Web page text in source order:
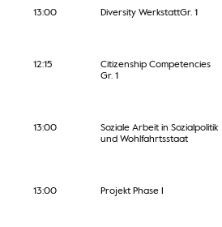
13:00 Diversity WerkstattGr. 1
12:15
Citizenship Competencies
Gr. 1
13:00
Soziale Arbeit in Sozialpolitik
und Wohlfahrtsstaat
13:00 Projekt Phase I